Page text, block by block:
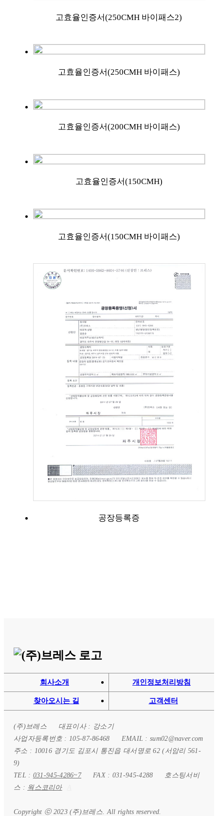
고효율인증서(250CMH 바이패스2)
고효율인증서(250CMH 바이패스)
고효율인증서(200CMH 바이패스)
고효율인증서(150CMH)
고효율인증서(150CMH 바이패스)
공장등록증
회사소개 개인정보처리방침
찾아오시는 길 고객센터
(주)브레스
대표이사 : 강소기
사업자등록번호 : 105-87-86468
EMAIL : sum02@naver.com
주소 : 10016 경기도 김포시 통진읍 대서명로 62 (서암리 561-
9)
TEL : 031-945-4286~7 FAX : 031-945-4288
호스팅서비
스 : 웍스코리아
Copyright ⓒ 2023 (주)브레스. All rights reserved.